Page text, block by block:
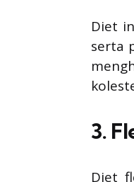
Diet
serta
3.
Diet